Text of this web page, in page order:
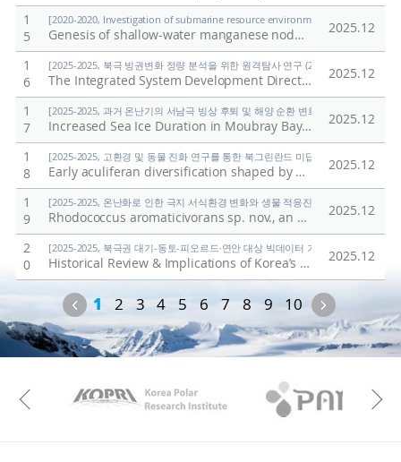
1
5
[2020-2020, Investigation of submarine resource environment and seabed
Genesis of shallow-water manganese nodules with uniquely high Mn/Fe ratios 2025.12
1
6
[2025-2025, 북극 빙권변화 정량 분석을 위한 원격탐사 연구 (25-25) / 김현철]
The Integrated System Development Direction for Expanding the Application of Polar Spatial Information 2025.12
1
7
[2025-2025, 과거 온난기의 서남극 빙상 후퇴 및 해양 순환 변화 연구 (25-25) / 유
Increased Sea Ice Duration in Moubray Bay, Northwest Ross Sea Linked to Early Holocene Wind Strength 2025.12
1
8
[2025-2025, 고환경 및 동물 진화 연구를 통한 북그린란드 미답지 진출 (25-25) / 박
Early aculiferan diversification shaped by Ægir-Iapetus palaeogeography: Insights from North Greenland (Cambrian Series 2, Stage 4) 2025.12
1
9
[2025-2025, 온난화로 인한 극지 서식환경 변화와 생물 적응진화 연구 (25-25) / 김
Rhodococcus aromaticivorans sp. nov., an o-xylene degrading bacterium, and evidence supporting reclassification of Rhodococcus jostii RHA1 2025.12
2
0
[2025-2025, 북극권 대기-동토-피오르드·연안 대상 빅데이터 기반 기후변화 대응
Historical Review & Implications of Korea’s Arctic Sea Route Policy 2025.12
Previous
1 2 3 4 5 6 7 8 9 10
KAOS Kopri
Previous